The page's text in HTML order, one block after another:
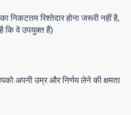
निकटतम रिश्तेदार होना जरूरी नहीं है,
कि वे उपयुक्त हैं)
अपनी उम्र और निर्णय लेने की क्षमता